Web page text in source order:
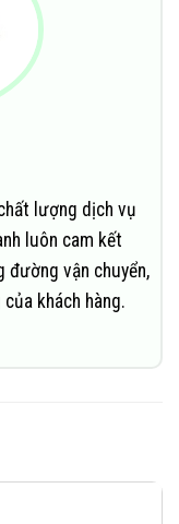
lượng dịch vụ
luôn cam kết
đường vận chuyển,
khách hàng.